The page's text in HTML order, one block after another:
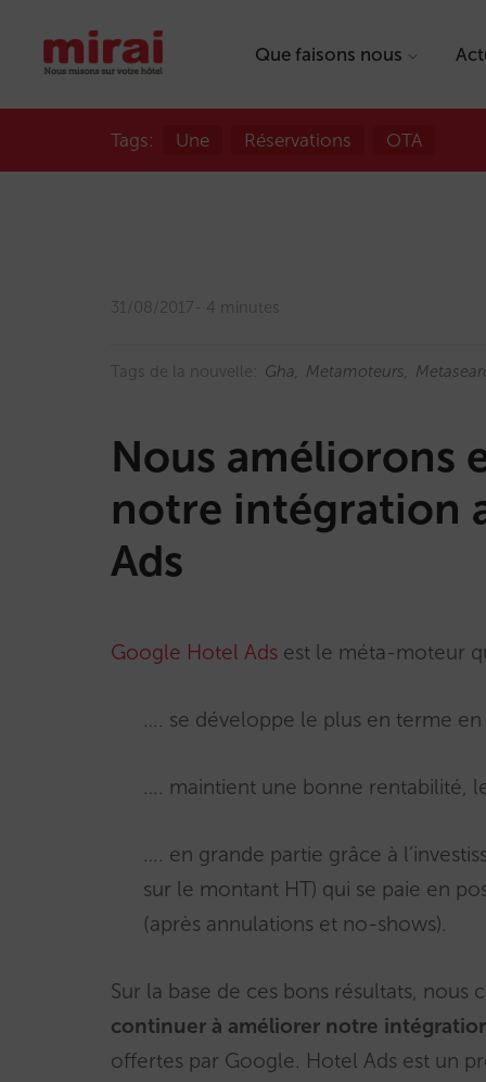
Que faisons nous
Tags: Une Réservations OTA
31/08/2017 4 minutes
Tags de la nouvelle: Gha Metamoteurs
Nous améliorons
notre intégration
Ads
Google Hotel Ads est le méta-moteur
…. se développe le plus en terme
…. maintient une bonne rentabilité,
…. en grande partie grâce à
sur le montant HT) qui se paie en
(après annulations et no-shows).
Sur la base de ces bons résultats, nous
continuer à améliorer notre
offertes par Google. Hotel Ads est un